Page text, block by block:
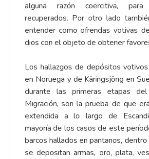
alguna razón coercitiva,
recuperados. Por otro lado
entender como ofrendas votivas
dios con el objeto de obtener
Los hallazgos de depósitos
en Noruega y de Käringsjöng en
durante las primeras etapas
Migración, son la prueba de que
extendida a lo largo de
mayoría de los casos de este
barcos hallados en pantanos,
se depositan armas, oro, plata,